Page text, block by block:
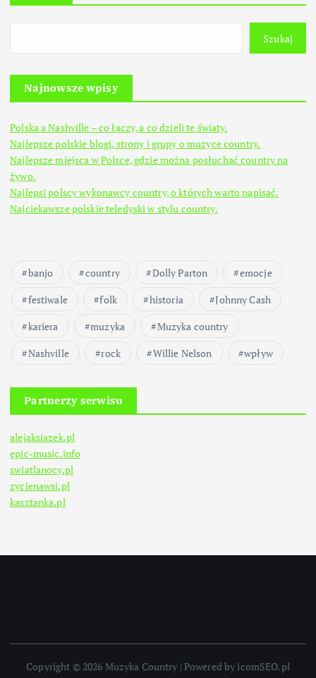
Szukaj
Najnowsze wpisy
Polska a Nashville – co łączy, a co dzieli te światy.
Najlepsze polskie blogi, strony i grupy o muzyce country.
Najlepsze miejsca w Polsce, gdzie można posłuchać country na
żywo.
Najlepsi polscy wykonawcy country, o których warto napisać.
Najciekawsze polskie teledyski w stylu country.
banjo country Dolly Parton
emocje
festiwale
folk historia
Johnny Cash
kariera
muzyka
Muzyka country
Nashville
rock Willie Nelson wpływ
Partnerzy serwisu
alejaksiazek.pl
epic-music.info
swiatlanocy.pl
zycienawsi.pl
kasztanka.pl
Copyright © 2026 Muzyka Country | Powered by icomSEO.pl